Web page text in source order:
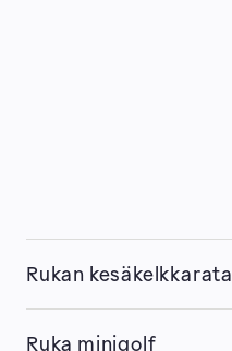
Rukan kesäkelkkarata
Ruka minigolf